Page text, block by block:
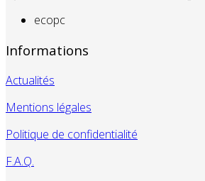
ecopc
Informations
Actualités
Mentions légales
Politique de confidentialité
F.A.Q.